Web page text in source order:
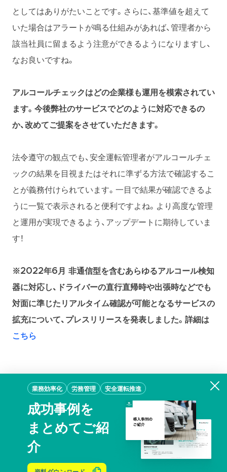
としてはありがたいことです。さらに、基準値を超えて
いた場合はアラートが鳴る仕組みがあれば、管理者から
該当社員に留まるよう注意ができるようになりますし、
なお良いですね。
アルコールチェックはどの企業様も運用を模索されてい
ます。今後弊社のサービスでどのように対応できるの
か、改めてご提案をさせていただきます。
法令遵守の観点でも、安全運転管理者がアルコールチェ
ックの結果を目視またはそれに準ずる方法で確認するこ
とが義務付けられています。一目で結果が確認できるよ
うに一覧で表示されると便利ですよね。より高度な管理
と運用が実現できるよう、アップデートに期待していま
す！
※2022年6月 非通信型を含むあらゆるアルコール検知
器に対応し、ドライバーの直行直帰時や出張時などでも
対面に準じたリアルタイム確認が可能となるサービスの
拡充について、プレスリリースを発表しました。詳細は
こちら
安全運転指導から
業務効率化まで、活
業務効率化 労務管理 安全運転推進
成功事例を
まとめてご紹
介